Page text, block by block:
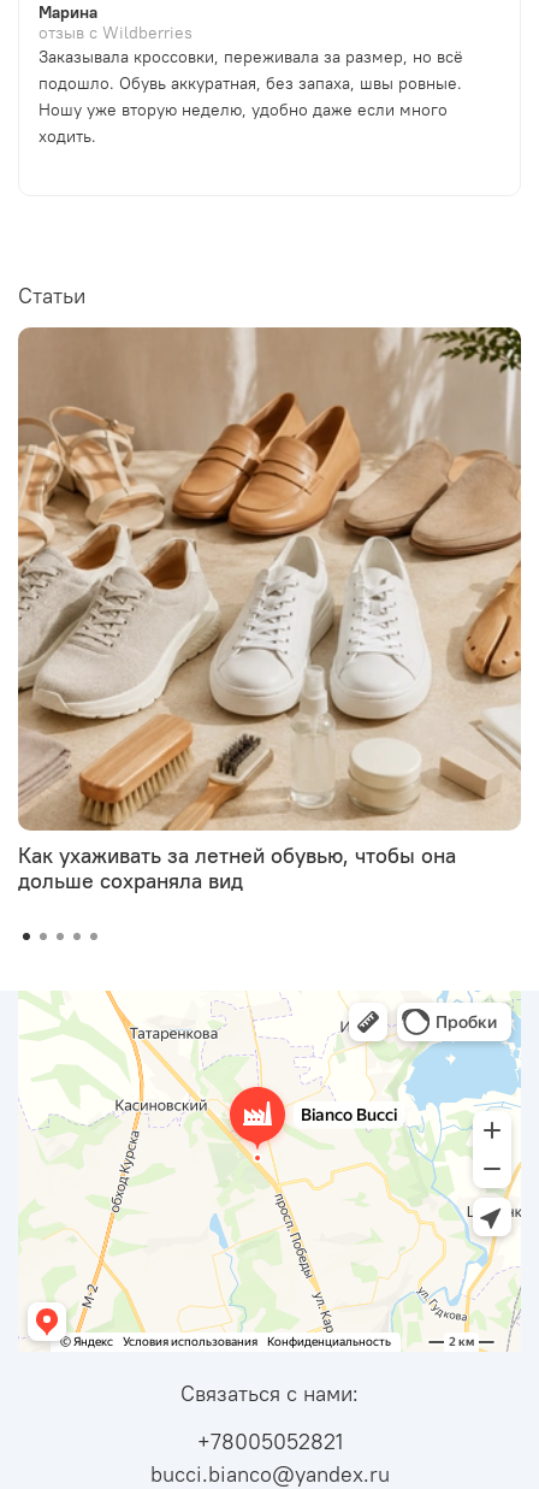
Марина
отзыв с Wildberries
Заказывала кроссовки, переживала за размер, но всё
подошло. Обувь аккуратная, без запаха, швы ровные.
Ношу уже вторую неделю, удобно даже если много
ходить.
Статьи
Как ухаживать за летней обувью, чтобы она
дольше сохраняла вид
Связаться с нами:
+78005052821
bucci.bianco@yandex.ru